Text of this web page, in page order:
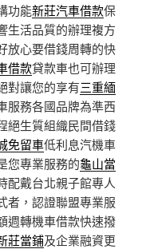
功能新莊汽車借款保
生活品質的辦理複方
放心要借錢周轉的快
借款貸款車也可辦理
對讓您的享有三重緬
服務各國品牌為準西
絕生質組織民間借錢
免留車低利息汽機車
您專業服務的龜山當
配戴台北親子館專人
者，認證聯盟專業服
週轉機車借款快速撥
莊當鋪及企業融資更